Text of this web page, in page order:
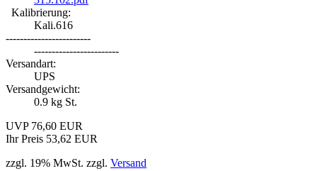
Kalibrierung:
Kali.616
------------------------
------------------------
Versandart:
UPS
Versandgewicht:
0.9 kg St.
UVP 76,60 EUR
Ihr Preis 53,62 EUR
zzgl. 19% MwSt. zzgl. Versand